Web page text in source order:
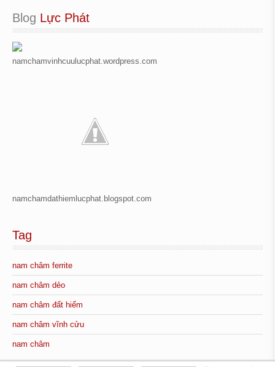
Blog Lực Phát
namchamvinhcuulucphat.wordpress.com
namchamdathiemlucphat.blogspot.com
Tag
nam châm ferrite
nam châm dẻo
nam châm đất hiếm
nam châm vĩnh cửu
nam châm